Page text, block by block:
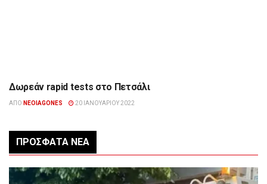
ΉΠΕΙΡΟΣ
Δωρεάν rapid tests στο Πετσάλι
ΑΠΌ NEOIAGONES 20 ΙΑΝΟΥΑΡΊΟΥ 2022
ΠΡΌΣΦΑΤΑ ΝΈΑ